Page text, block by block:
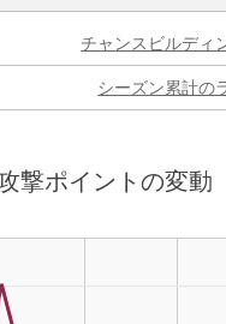
チャンスビルディ
シーズン累計の
撃ポイントの変動